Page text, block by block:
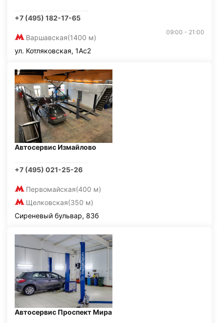
+7 (495) 182-17-65
Варшавская(1400 м)
09:00 - 21:00
ул. Котляковская, 1Ас2
Автосервис Измайлово
+7 (495) 021-25-26
Первомайская(400 м)
Щелковская(350 м)
Сиреневый бульвар, 83б
Автосервис Проспект Мира